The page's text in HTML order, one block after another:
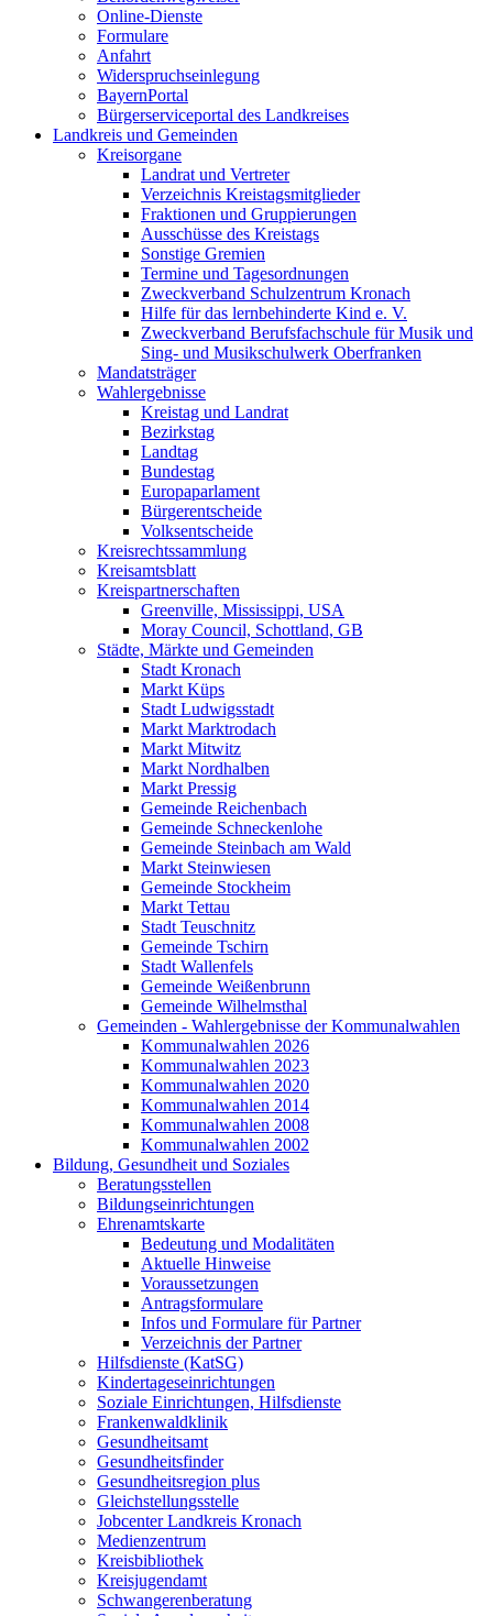
Online-Dienste
Formulare
Anfahrt
Widerspruchseinlegung
BayernPortal
Bürgerserviceportal des Landkreises
Landkreis und Gemeinden
Kreisorgane
Landrat und Vertreter
Verzeichnis Kreistagsmitglieder
Fraktionen und Gruppierungen
Ausschüsse des Kreistags
Sonstige Gremien
Termine und Tagesordnungen
Zweckverband Schulzentrum Kronach
Hilfe für das lernbehinderte Kind e. V.
Zweckverband Berufsfachschule für Musik und
Sing- und Musikschulwerk Oberfranken
Mandatsträger
Wahlergebnisse
Kreistag und Landrat
Bezirkstag
Landtag
Bundestag
Europaparlament
Bürgerentscheide
Volksentscheide
Kreisrechtssammlung
Kreisamtsblatt
Kreispartnerschaften
Greenville, Mississippi, USA
Moray Council, Schottland, GB
Städte, Märkte und Gemeinden
Stadt Kronach
Markt Küps
Stadt Ludwigsstadt
Markt Marktrodach
Markt Mitwitz
Markt Nordhalben
Markt Pressig
Gemeinde Reichenbach
Gemeinde Schneckenlohe
Gemeinde Steinbach am Wald
Markt Steinwiesen
Gemeinde Stockheim
Markt Tettau
Stadt Teuschnitz
Gemeinde Tschirn
Stadt Wallenfels
Gemeinde Weißenbrunn
Gemeinde Wilhelmsthal
Gemeinden - Wahlergebnisse der Kommunalwahlen
Kommunalwahlen 2026
Kommunalwahlen 2023
Kommunalwahlen 2020
Kommunalwahlen 2014
Kommunalwahlen 2008
Kommunalwahlen 2002
Bildung, Gesundheit und Soziales
Beratungsstellen
Bildungseinrichtungen
Ehrenamtskarte
Bedeutung und Modalitäten
Aktuelle Hinweise
Voraussetzungen
Antragsformulare
Infos und Formulare für Partner
Verzeichnis der Partner
Hilfsdienste (KatSG)
Kindertageseinrichtungen
Soziale Einrichtungen, Hilfsdienste
Frankenwaldklinik
Gesundheitsamt
Gesundheitsfinder
Gesundheitsregion plus
Gleichstellungsstelle
Jobcenter Landkreis Kronach
Medienzentrum
Kreisbibliothek
Kreisjugendamt
Schwangerenberatung